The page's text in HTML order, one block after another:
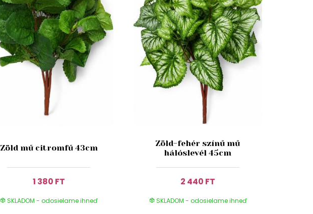
Zöld mű citromfű 43cm
1 380 FT
SKLADOM - odosielame ihneď
Zöld-fehér színű mű
hálóslevél 45cm
2 440 FT
SKLADOM - odosielame ihneď